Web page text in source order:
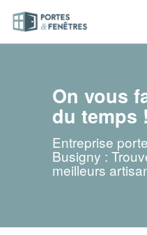
On vous
du temps !
Entreprise
Busigny :
meilleurs